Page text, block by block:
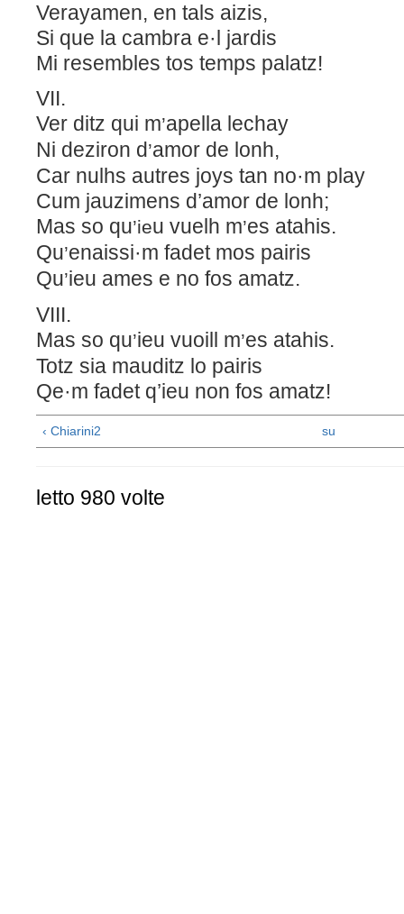
Verayamen, en tals aizis,
Si que la cambra e·l jardis
Mi resembles tos temps palatz!
VII.
Ver ditz qui m’apella lechay
Ni deziron d’amor de lonh,
Car nulhs autres joys tan no·m play
Cum jauzimens d’amor de lonh;
Mas so qu’ieu vuelh m’es atahis.
Qu’enaissi·m fadet mos pairis
Qu’ieu ames e no fos amatz.
VIII.
Mas so qu’ieu vuoill m’es atahis.
Totz sia mauditz lo pairis
Qe·m fadet q’ieu non fos amatz!
‹ Chiarini2 su
letto 980 volte